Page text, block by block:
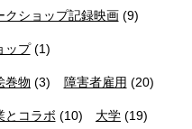
クショップ記録映画(9)
ップ(1)
巻物 (3) 障害者雇用 (20)
とコラボ (10) 大学 (19)